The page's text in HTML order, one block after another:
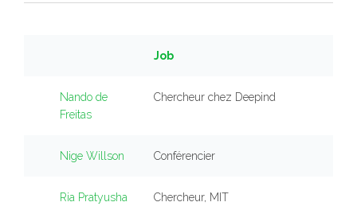
Job
Nando de
Freitas
Chercheur chez Deepind
Nige Willson Conférencier
Ria Pratyusha
Chercheur, MIT